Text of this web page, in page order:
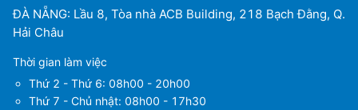
Đầu tư và Kinh doanh vốn Nhà nước (SCIC) về
việc mua lại 30% cổ phần của Pacific Airlines
bay có chi phí thấp của tập đoàn Jetstar ở
Việt Nam và Đông Nam Á.
ĐÀ NẴNG: Lầu 8, Tòa nhà ACB Building, 218 Bạch Đằng, Q.
Hải Châu
Thời gian làm việc
Thứ 2 - Thứ 6: 08h00 - 20h00
Thứ 7 - Chủ nhật: 08h00 - 17h30